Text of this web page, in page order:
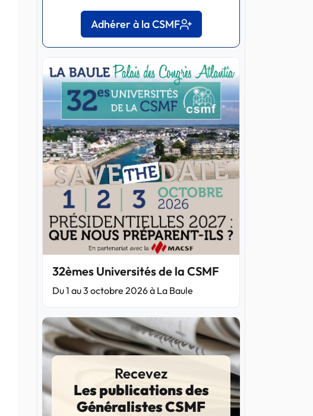
Adhérer à la CSMF
32èmes Universités de la CSMF
Du 1 au 3 octobre 2026 à La Baule
Recevez
Les publications des
Généralistes CSMF